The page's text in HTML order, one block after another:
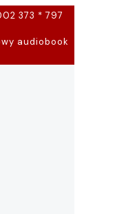
373 * 797
audiobook